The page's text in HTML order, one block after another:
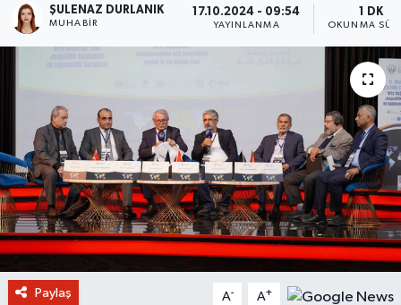
ŞULENAZ DURLANIK
MUHABIR
17.10.2024 - 09:54
YAYINLANMA
1 DK
OKUNMA
Paylaş A- A+